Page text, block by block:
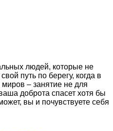
людей, которые не
путь по берегу, когда в
миров – занятие не для
доброта спасет хотя бы
вы и почувствуете себя